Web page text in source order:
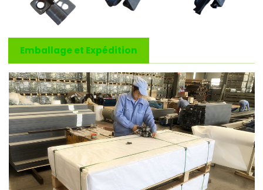
Emballage et Expédition